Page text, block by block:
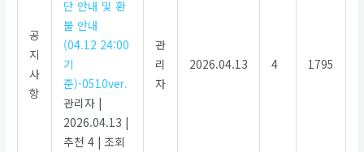
공
지
사
항
단 안내 및 환
불 안내
(04.12 24:00
기
준)-0510ver.
관리자 |
2026.04.13 |
추천 4 | 조회
관
리
자
2026.04.13 4 1795